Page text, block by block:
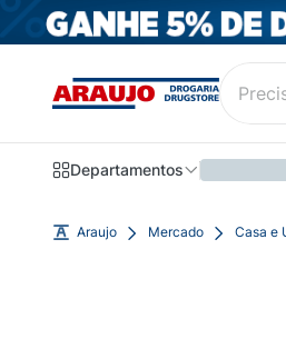
Departamentos
Araujo Mercado Casa e